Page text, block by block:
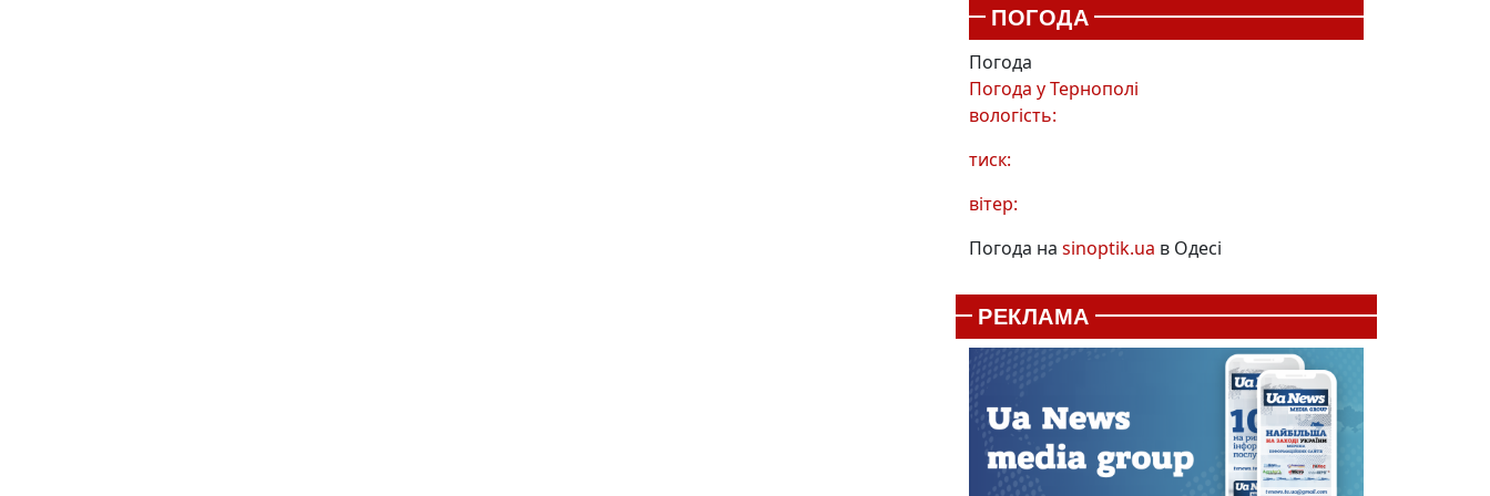
ПОГОДА
Погода
Погода уТернополі
вологість:
тиск:
вітер:
Погода на sinoptik.ua в Одесі
РЕКЛАМА